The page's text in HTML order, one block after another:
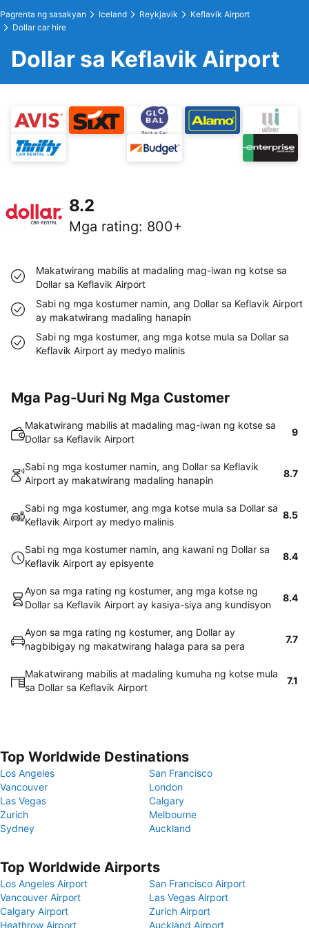
Pagrenta ng sasakyan Iceland Reykjavik
Keflavik Airport
Dollar car hire
Dollar sa Keflavik Airport
8.2
Mga rating: 800+
Makatwirang mabilis at madaling mag-iwan ng kotse sa
Dollar sa Keflavik Airport
Sabi ng mga kostumer namin, ang Dollar sa Keflavik Airport
ay makatwirang madaling hanapin
Sabi ng mga kostumer, ang mga kotse mula sa Dollar sa
Keflavik Airport ay medyo malinis
Mga Pag-Uuri Ng Mga Customer
Makatwirang mabilis at madaling mag-iwan ng kotse sa
Dollar sa Keflavik Airport
9
Sabi ng mga kostumer namin, ang Dollar sa Keflavik
Airport ay makatwirang madaling hanapin
8.7
Sabi ng mga kostumer, ang mga kotse mula sa Dollar sa
Keflavik Airport ay medyo malinis
8.5
Sabi ng mga kostumer namin, ang kawani ng Dollar sa
Keflavik Airport ay episyente
8.4
Ayon sa mga rating ng kostumer, ang mga kotse ng
Dollar sa Keflavik Airport ay kasiya-siya ang kundisyon
8.4
Ayon sa mga rating ng kostumer, ang Dollar ay
nagbibigay ng makatwirang halaga para sa pera
7.7
Makatwirang mabilis at madaling kumuha ng kotse mula
sa Dollar sa Keflavik Airport
7.1
Top Worldwide Destinations
Los Angeles
San Francisco
Vancouver
London
Las Vegas
Calgary
Zurich
Melbourne
Sydney
Auckland
Top Worldwide Airports
Los Angeles Airport
San Francisco Airport
Vancouver Airport
Las Vegas Airport
Calgary Airport
Zurich Airport
Heathrow Airport
Auckland Airport